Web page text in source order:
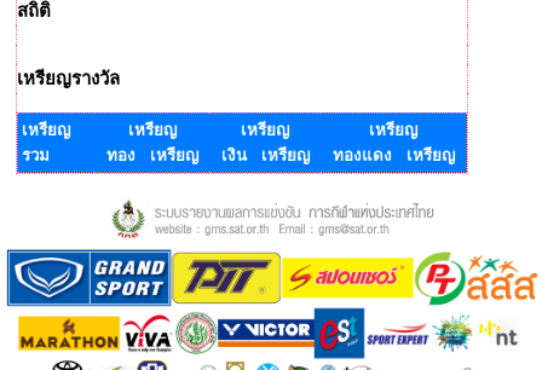
สถิติ
เหรียญรางวัล
เหรียญ
รวม
เหรียญ
ทอง เหรียญ
เหรียญ
เงิน เหรียญ
เหรียญ
ทองแดง เหรียญ